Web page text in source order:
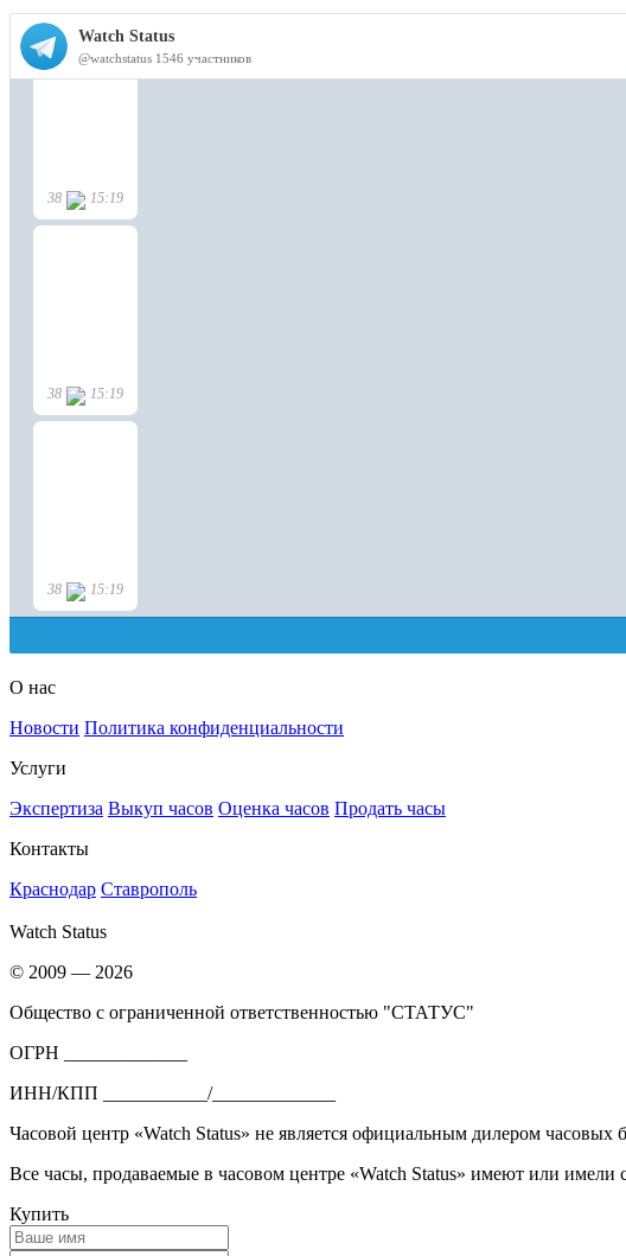
О нас
Новости Политика конфиденциальности
Услуги
Экспертиза Выкуп часов Оценка часов Продать часы
Контакты
Краснодар Ставрополь
Watch Status
© 2009 — 2026
Общество с ограниченной ответственностью "СТАТУС"
ОГРН _____________
ИНН/КПП ___________/_____________
Часовой центр «Watch Status» не является официальным дилером часовых
Все часы, продаваемые в часовом центре «Watch Status» имеют или имели
Купить